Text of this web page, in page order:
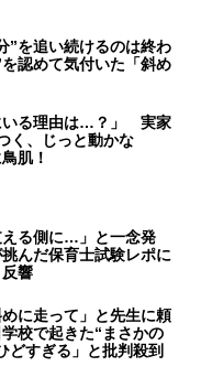
”を追い続けるのは終わ
認めて気付いた「斜め
いる理由は…？」 実家
く、じっと動かな
肌！
える側に…」と一念発
んだ保育士試験レポに
反響
めに走って」と先生に頼
校で起きた“まさかの
どすぎる」と批判殺到